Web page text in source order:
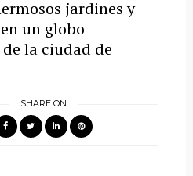
jardines y
un globo
la ciudad de
SHARE ON